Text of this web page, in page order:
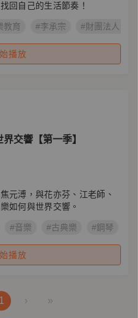
回自己的生活節奏！
教育 #李承宗 #財團法人台
播放
交響【第一季】
元溥，與花亦芬、江老師、
如何與世界交響。
#音樂 #古典樂 #鋼琴
播放
1 › »